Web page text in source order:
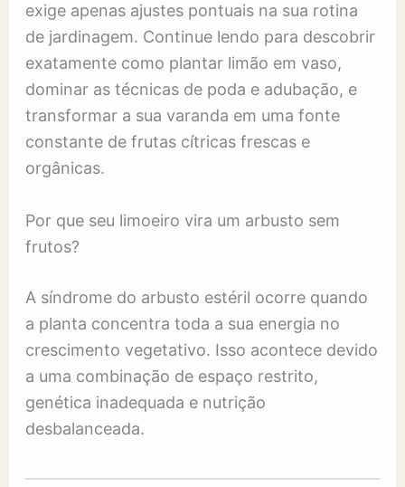
exige apenas ajustes pontuais na sua rotina
de jardinagem. Continue lendo para descobrir
exatamente como plantar limão em vaso,
dominar as técnicas de poda e adubação, e
transformar a sua varanda em uma fonte
constante de frutas cítricas frescas e
orgânicas.
Por que seu limoeiro vira um arbusto sem
frutos?
A síndrome do arbusto estéril ocorre quando
a planta concentra toda a sua energia no
crescimento vegetativo. Isso acontece devido
a uma combinação de espaço restrito,
genética inadequada e nutrição
desbalanceada.